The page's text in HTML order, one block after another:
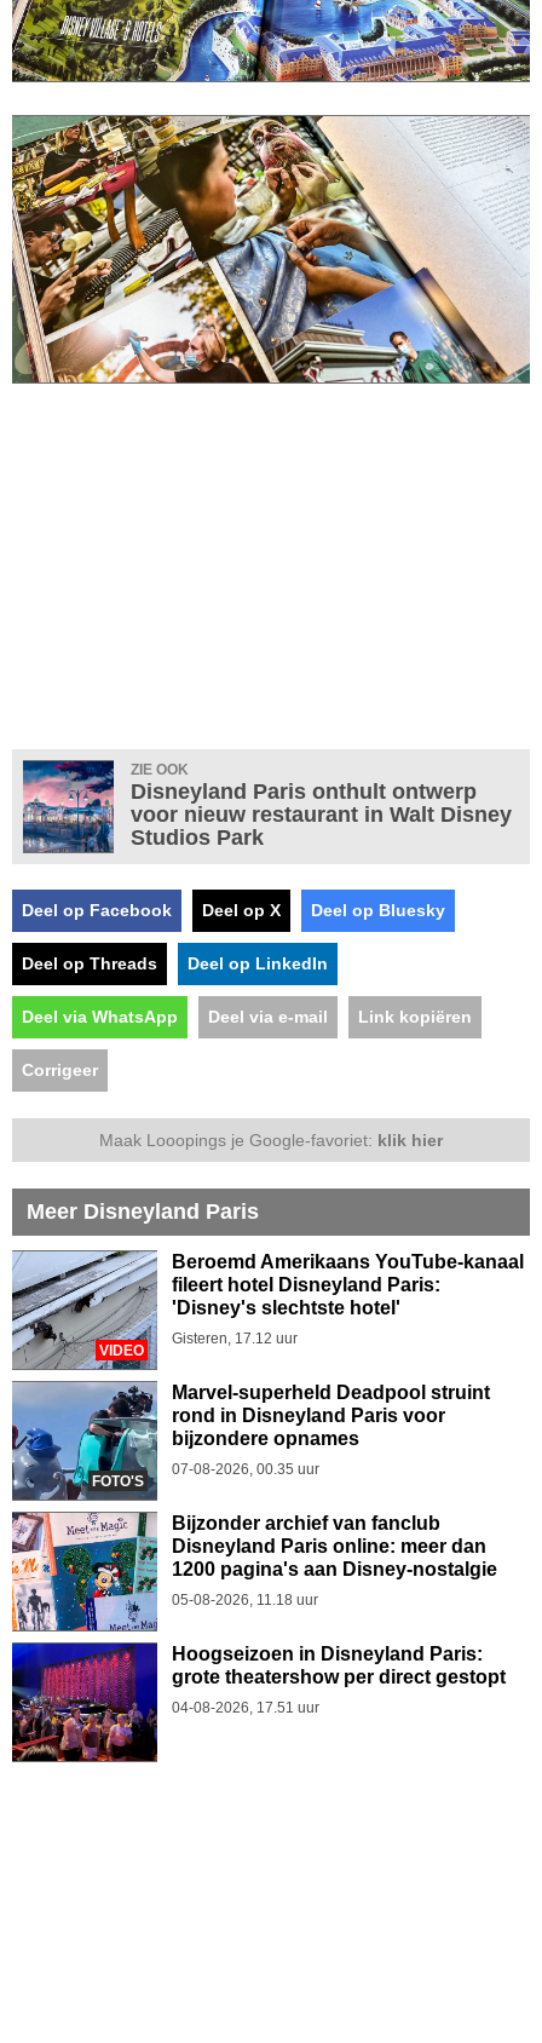
ZIE OOK
Disneyland Paris onthult ontwerp
voor nieuw restaurant in Walt Disney
Studios Park
Deel op Facebook Deel op X Deel op Bluesky
Deel op Threads Deel op LinkedIn
Deel via WhatsApp Deel via e-mail Link kopiëren
Corrigeer
Maak Looopings je Google-favoriet: klik hier
Meer Disneyland Paris
VIDEO
Beroemd Amerikaans YouTube-kanaal
fileert hotel Disneyland Paris:
'Disney's slechtste hotel'
Gisteren, 17.12 uur
FOTO'S
Marvel-superheld Deadpool struint
rond in Disneyland Paris voor
bijzondere opnames
07-08-2026, 00.35 uur
Bijzonder archief van fanclub
Disneyland Paris online: meer dan
1200 pagina's aan Disney-nostalgie
05-08-2026, 11.18 uur
Hoogseizoen in Disneyland Paris:
grote theatershow per direct gestopt
04-08-2026, 17.51 uur